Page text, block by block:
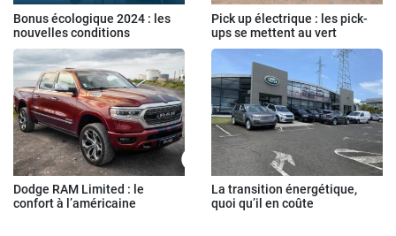
Bonus écologique 2024 : les
nouvelles conditions
Pick up électrique : les pick-
ups se mettent au vert
Dodge RAM Limited : le
confort à l’américaine
La transition énergétique,
quoi qu’il en coûte